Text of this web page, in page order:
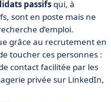
passifs qui, à
sont en poste mais ne
d’emploi.
grâce au recrutement en
toucher ces personnes :
contact facilitée par les
privée sur LinkedIn,